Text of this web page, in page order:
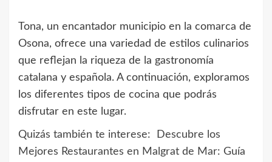
Tona, un encantador municipio en la comarca de
Osona, ofrece una variedad de estilos culinarios
que reflejan la riqueza de la gastronomía
catalana y española. A continuación, exploramos
los diferentes tipos de cocina que podrás
disfrutar en este lugar.
Quizás también te interese:
Descubre los
Mejores Restaurantes en Malgrat de Mar: Guía